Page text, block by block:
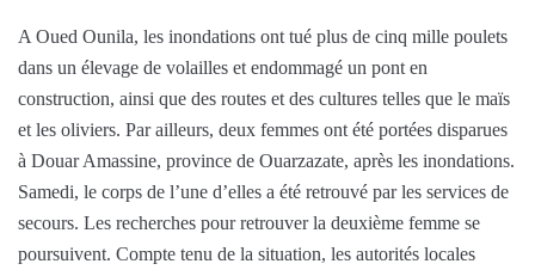
A Oued Ounila, les inondations ont tué plus de cinq mille poulets
dans un élevage de volailles et endommagé un pont en
construction, ainsi que des routes et des cultures telles que le maïs
et les oliviers. Par ailleurs, deux femmes ont été portées disparues
à Douar Amassine, province de Ouarzazate, après les inondations.
Samedi, le corps de l’une d’elles a été retrouvé par les services de
secours. Les recherches pour retrouver la deuxième femme se
poursuivent. Compte tenu de la situation, les autorités locales